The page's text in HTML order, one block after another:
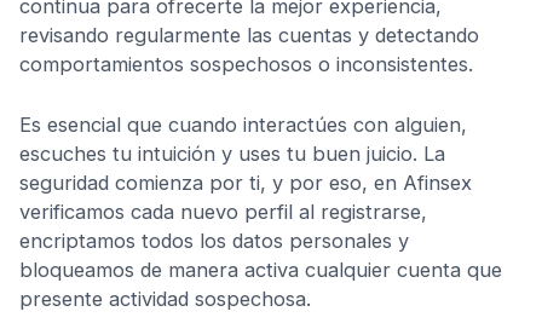
continua para ofrecerte la mejor experiencia,
revisando regularmente las cuentas y detectando
comportamientos sospechosos o inconsistentes.
Es esencial que cuando interactúes con alguien,
escuches tu intuición y uses tu buen juicio. La
seguridad comienza por ti, y por eso, en Afinsex
verificamos cada nuevo perfil al registrarse,
encriptamos todos los datos personales y
bloqueamos de manera activa cualquier cuenta que
presente actividad sospechosa.